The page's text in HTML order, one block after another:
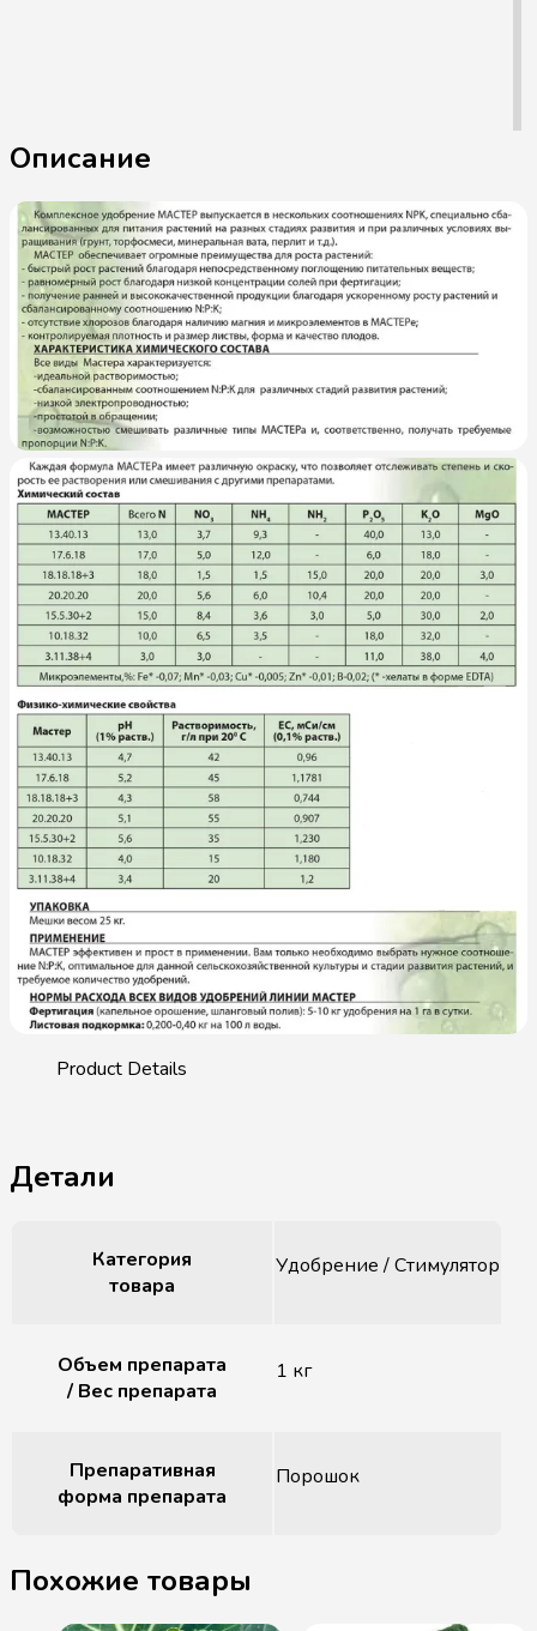
Описание
Детали
Категория
товара
Удобрение / Стимулятор
Объем препарата
/ Вес препарата
1 кг
Препаративная
форма препарата
Порошок
Похожие товары